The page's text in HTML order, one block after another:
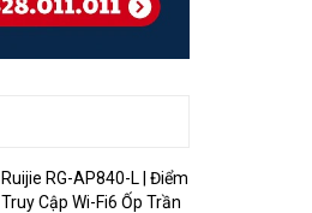
Ruijie RG-AP840-L | Điểm
Truy Cập Wi-Fi6 Ốp Trần